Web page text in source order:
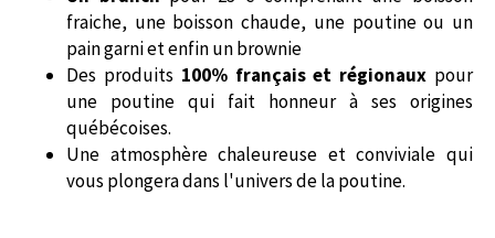
fraiche, une boisson chaude, une poutine ou un
pain garni et enfin un brownie
Des produits 100% français et régionaux pour
une poutine qui fait honneur à ses origines
québécoises.
Une atmosphère chaleureuse et conviviale qui
vous plongera dans l'univers de la poutine.